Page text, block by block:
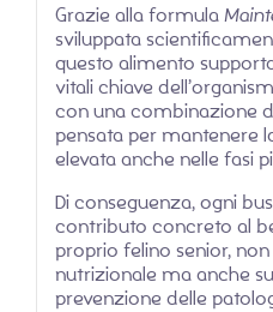
Grazie alla formula
sviluppata
questo alimento
vitali chiave
con una combinazione
pensata per mantenere
elevata anche nelle fasi
Di conseguenza, ogni
contributo concreto al
proprio felino senior,
nutrizionale ma anche
prevenzione delle